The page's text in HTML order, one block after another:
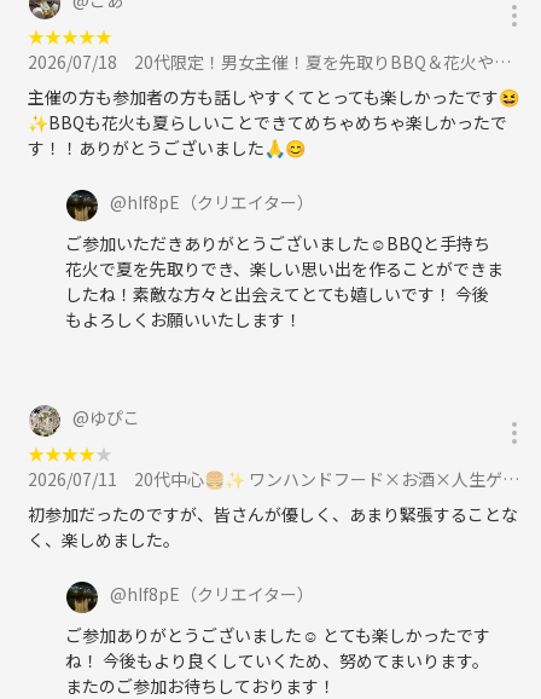
★★★★★
2026/07/18
20代限定！男女主催！夏を先取りBBQ＆花火やりましょう！🌞🎆に参加
主催の方も参加者の方も話しやすくてとっても楽しかったです😆
✨️BBQも花火も夏らしいことできてめちゃめちゃ楽しかったで
す！！ありがとうございました🙏😊
@hIf8pE （クリエイター）
ご参加いただきありがとうございました☺️BBQと手持ち
花火で夏を先取りでき、楽しい思い出を作ることができま
したね！素敵な方々と出会えてとても嬉しいです！ 今後
もよろしくお願いいたします！
@ゆぴこ
★★★★★
2026/07/11
20代中心🍔✨ ワンハンドフード×お酒×人生ゲーム交流会 🎲🍻に参加
初参加だったのですが、皆さんが優しく、あまり緊張することな
く、楽しめました。
@hIf8pE （クリエイター）
ご参加ありがとうございました☺️ とても楽しかったです
ね！ 今後もより良くしていくため、努めてまいります。
またのご参加お待ちしております！